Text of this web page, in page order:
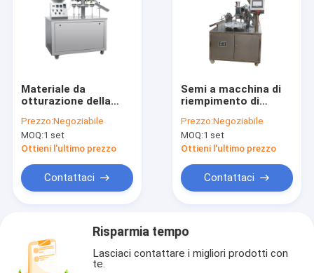
Materiale da
otturazione della
semi ultrasonici dei
cosmetici e
macchina automatici
rendimento elevato
Prezzo:Negoziabile
MOQ:1 set
Ottieni l'ultimo prezzo
Contattaci
Semi a macchina di
riempimento di
metropolitana
facciale ad alta
velocità della
Prezzo:Negoziabile
MOQ:1 set
Ottieni l'ultimo prezzo
Contattaci
Risparmia tempo
Lasciaci contattare i migliori prodotti con
te.